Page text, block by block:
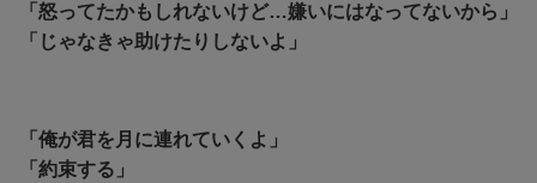
「怒ってたかもしれないけど…嫌いにはなってないから」
「じゃなきゃ助けたりしないよ」
「俺が君を月に連れていくよ」
「約束する」